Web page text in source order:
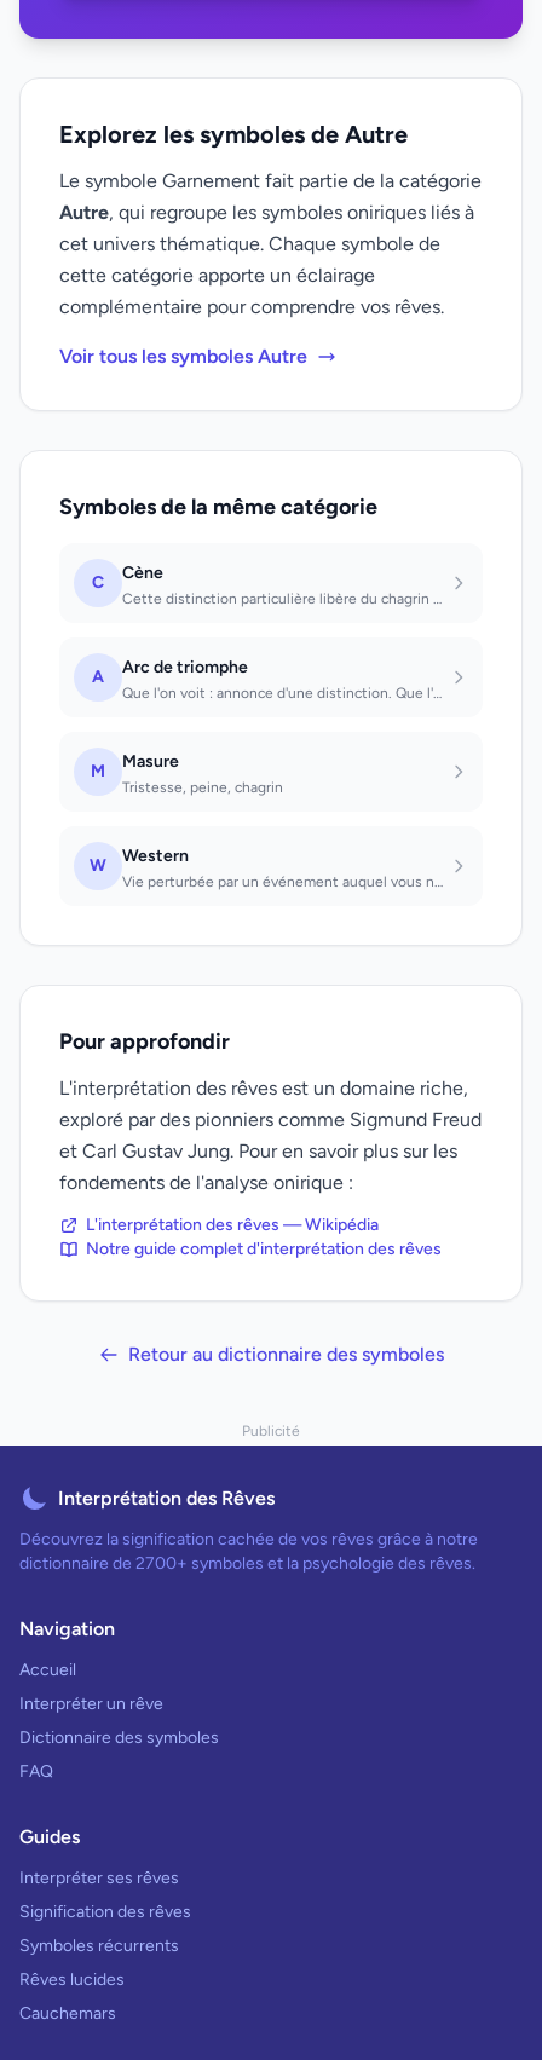
Explorez les symboles de Autre
Le symbole Garnement fait partie de la catégorie
Autre, qui regroupe les symboles oniriques liés à
cet univers thématique. Chaque symbole de
cette catégorie apporte un éclairage
complémentaire pour comprendre vos rêves.
Voir tous les symboles Autre
Symboles de la même catégorie
C Cène
Cette distinction particulière libère du chagrin et des soucis. Voir la Cène : b...
A Arc de triomphe
Que l'on voit : annonce d'une distinction. Que l'on traverse : on ne recevra pas...
M Masure
Tristesse, peine, chagrin
W Western
Vie perturbée par un événement auquel vous ne vous attendiez pas
Pour approfondir
L'interprétation des rêves est un domaine riche,
exploré par des pionniers comme Sigmund Freud
et Carl Gustav Jung. Pour en savoir plus sur les
fondements de l'analyse onirique :
L'interprétation des rêves — Wikipédia
Notre guide complet d'interprétation des rêves
Retour au dictionnaire des symboles
Publicité
Interprétation des Rêves
Découvrez la signification cachée de vos rêves grâce à notre
dictionnaire de 2700+ symboles et la psychologie des rêves.
Navigation
Accueil
Interpréter un rêve
Dictionnaire des symboles
FAQ
Guides
Interpréter ses rêves
Signification des rêves
Symboles récurrents
Rêves lucides
Cauchemars